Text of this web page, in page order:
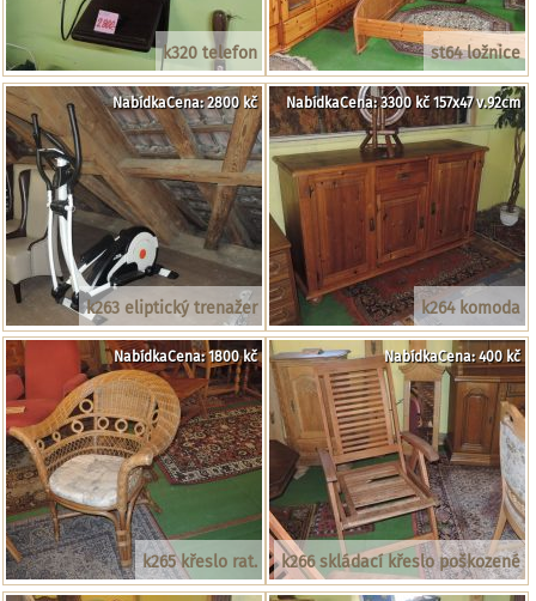
k320 telefon st64 ložnice
k263 eliptický trenažer
NabídkaCena: 2800 kč
k264 komoda
NabídkaCena: 3300 kč 157x47 v.92cm
k265 křeslo rat.
NabídkaCena: 1800 kč
k266 skládací křeslo poškozené
NabídkaCena: 400 kč